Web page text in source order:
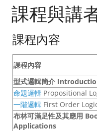
課程與講
課程內容
課程內容
型式邏輯簡介
命題邏輯 Propositional
一階邏輯 First Order
布林可滿足性及其應用
Applications